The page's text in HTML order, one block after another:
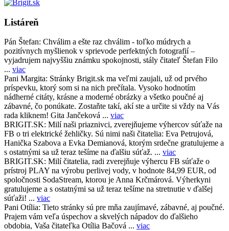
Listáreň
Pán Štefan: Chválim a ešte raz chválim - toľko múdrych a
pozitívnych myšlienok v sprievode perfektných fotografií –
vyjadrujem najvyššiu známku spokojnosti, stály čitateľ Štefan Filo
... viac
Pani Margita: Stránky Brigit.sk ma veľmi zaujali, už od prvého
príspevku, ktorý som si na nich prečítala. Vysoko hodnotím
nádherné citáty, krásne a moderné obrázky a všetko poučné aj
zábavné, čo ponúkate. Zostaňte takí, akí ste a určite si vždy na Vás
rada kliknem! Gita Jančeková ... viac
BRIGIT.SK: Milí naši priaznivci, zverejňujeme výhercov súťaže na
FB o tri elektrické žehličky. Sú nimi naši čitatelia: Eva Petrujová,
Hanička Szabova a Evka Demianová, ktorým srdečne gratulujeme a
s ostatnými sa už teraz tešíme na ďalšiu súťaž. ... viac
BRIGIT.SK: Milí čitatelia, radi zverejňuje výhercu FB súťaže o
prístroj PLAY na výrobu perlivej vody, v hodnote 84,99 EUR, od
spoločnosti SodaStream, ktorou je Anna Krčmárová. Výherkyni
gratulujeme a s ostatnými sa už teraz tešíme na stretnutie v ďalšej
súťaži! ... viac
Pani Otília: Tieto stránky sú pre mňa zaujímavé, zábavné, aj poučné.
Prajem vám veľa úspechov a skvelých nápadov do ďalšieho
obdobia, Vaša čitateľka Otília Bačová ... viac